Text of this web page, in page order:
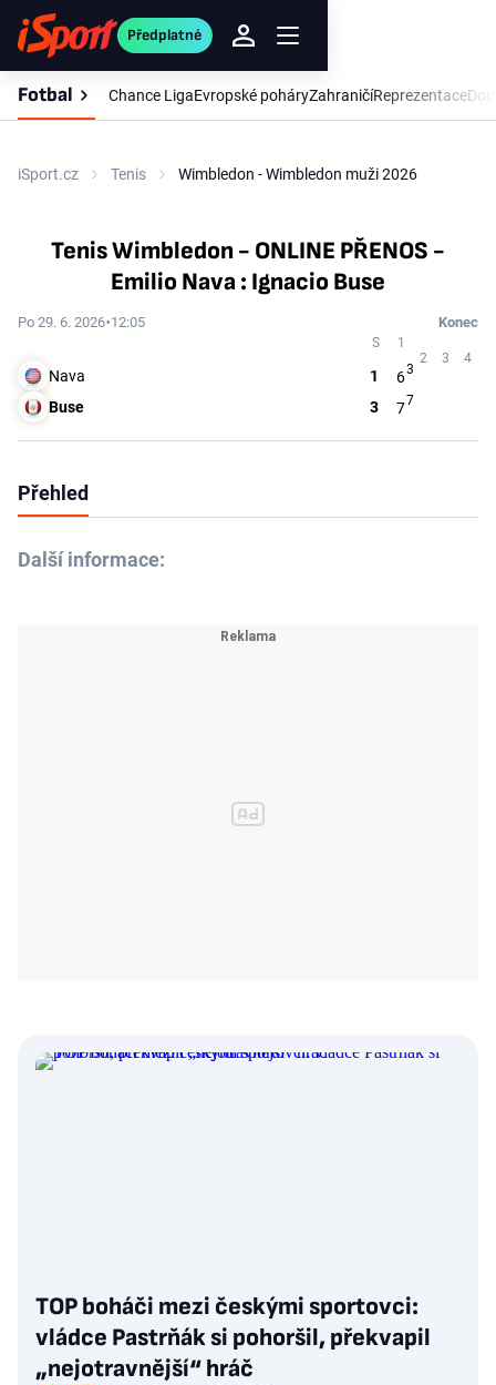
Předplatné
Fotbal Chance LigaEvropské poháryZahraničíReprezentace
iSport.cz Tenis Wimbledon - Wimbledon muži 2026
Tenis Wimbledon - ONLINE PŘENOS -
Emilio Nava : Ignacio Buse
Po 29. 6. 2026 12:05 Konec
Nava 1 63
Buse 3 77
Přehled
Další informace:
TOP boháči mezi českými sportovci:
vládce Pastrňák si pohoršil, překvapil
„nejotravnější“ hráč